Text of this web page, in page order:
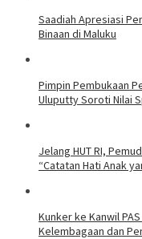
Saadiah Apresiasi
Binaan di Maluku
Pimpin Pembukaan
Uluputty Soroti Nilai
Jelang HUT RI,
“Catatan Hati Anak
Kunker ke Kanwil
Kelembagaan dan